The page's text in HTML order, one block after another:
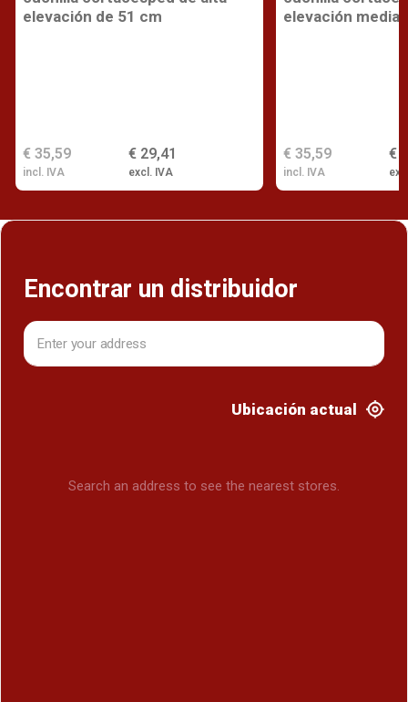
elevación de 51 cm
€ 29,41
excl. IVA
€ 35,59
incl. IVA
elevación media
€
€ 35,59
incl. IVA
Encontrar un distribuidor
Ubicación actual
Search an address to see the nearest stores.